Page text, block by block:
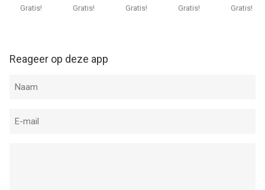
Gratis!
Up RPG
Gratis!
Up)
Gratis! Gratis!
RPG)
Gratis!
Reageer op deze app